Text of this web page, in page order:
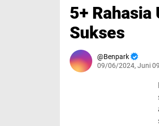
5+
Sukses
Benpark
09/06/2024, Juni